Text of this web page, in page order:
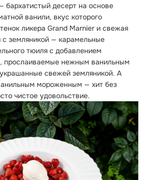
бархатистый десерт на основе
ванили, вкус которого
ликера Grand Marnier и свежая
земляникой — карамельные
тюиля с добавлением
прослаиваемые нежным ванильным
свежей земляникой. А
мороженным — хит без
чистое удовольствие.